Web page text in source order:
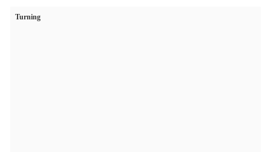
Turning